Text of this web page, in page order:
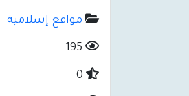
مواقع إسلامية